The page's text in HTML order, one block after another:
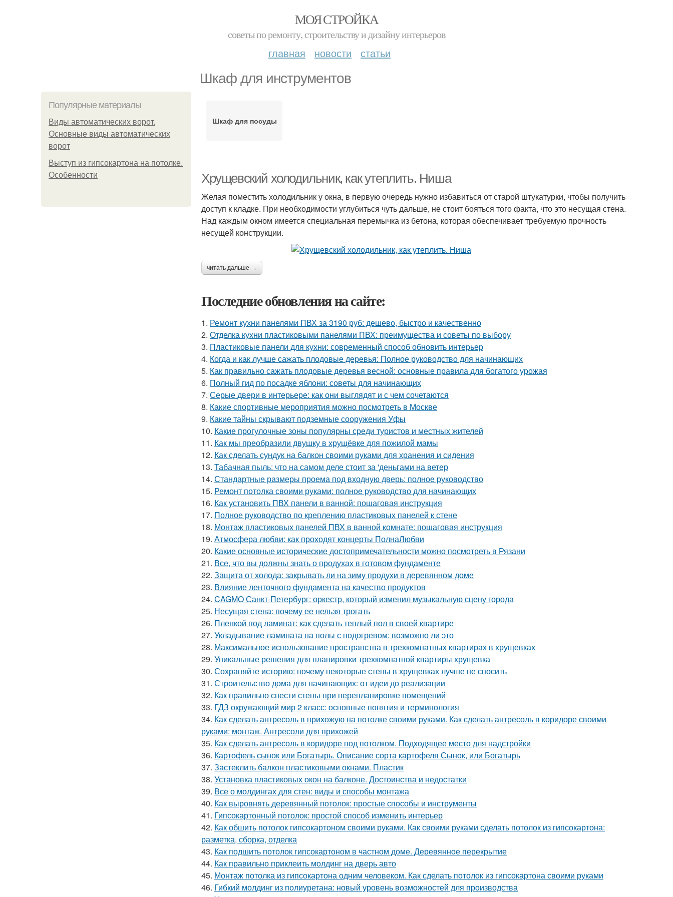
МОЯ СТРОЙКА
советы по ремонту, строительству и дизайну интерьеров
главная новости статьи
Шкаф для инструментов
Популярные материалы
Виды автоматических ворот.
Основные виды автоматических
ворот
Выступ из гипсокартона на потолке.
Особенности
Шкаф для посуды
Хрущевский холодильник, как утеплить. Ниша
Желая поместить холодильник у окна, в первую очередь нужно избавиться от старой штукатурки, чтобы получить
доступ к кладке. При необходимости углубиться чуть дальше, не стоит бояться того факта, что это несущая стена.
Над каждым окном имеется специальная перемычка из бетона, которая обеспечивает требуемую прочность
несущей конструкции.
читать дальше →
Последние обновления на сайте:
1. Ремонт кухни панелями ПВХ за 3190 руб: дешево, быстро и качественно
2. Отделка кухни пластиковыми панелями ПВХ: преимущества и советы по выбору
3. Пластиковые панели для кухни: современный способ обновить интерьер
4. Когда и как лучше сажать плодовые деревья: Полное руководство для начинающих
5. Как правильно сажать плодовые деревья весной: основные правила для богатого урожая
6. Полный гид по посадке яблони: советы для начинающих
7. Серые двери в интерьере: как они выглядят и с чем сочетаются
8. Какие спортивные мероприятия можно посмотреть в Москве
9. Какие тайны скрывают подземные сооружения Уфы
10. Какие прогулочные зоны популярны среди туристов и местных жителей
11. Как мы преобразили двушку в хрущёвке для пожилой мамы
12. Как сделать сундук на балкон своими руками для хранения и сидения
13. Табачная пыль: что на самом деле стоит за 'деньгами на ветер
14. Стандартные размеры проема под входную дверь: полное руководство
15. Ремонт потолка своими руками: полное руководство для начинающих
16. Как установить ПВХ панели в ванной: пошаговая инструкция
17. Полное руководство по креплению пластиковых панелей к стене
18. Монтаж пластиковых панелей ПВХ в ванной комнате: пошаговая инструкция
19. Атмосфера любви: как проходят концерты ПолнаЛюбви
20. Какие основные исторические достопримечательности можно посмотреть в Рязани
21. Все, что вы должны знать о продухах в готовом фундаменте
22. Защита от холода: закрывать ли на зиму продухи в деревянном доме
23. Влияние ленточного фундамента на качество продуктов
24. CAGMO Санкт-Петербург: оркестр, который изменил музыкальную сцену города
25. Несущая стена: почему ее нельзя трогать
26. Пленкой под ламинат: как сделать теплый пол в своей квартире
27. Укладывание ламината на полы с подогревом: возможно ли это
28. Максимальное использование пространства в трехкомнатных квартирах в хрущевках
29. Уникальные решения для планировки трехкомнатной квартиры хрущевка
30. Сохраняйте историю: почему некоторые стены в хрущевках лучше не сносить
31. Строительство дома для начинающих: от идеи до реализации
32. Как правильно снести стены при перепланировке помещений
33. ГДЗ окружающий мир 2 класс: основные понятия и терминология
34. Как сделать антресоль в прихожую на потолке своими руками. Как сделать антресоль в коридоре своими
руками: монтаж. Антресоли для прихожей
35. Как сделать антресоль в коридоре под потолком. Подходящее место для надстройки
36. Картофель сынок или Богатырь. Описание сорта картофеля Сынок, или Богатырь
37. Застеклить балкон пластиковыми окнами. Пластик
38. Установка пластиковых окон на балконе. Достоинства и недостатки
39. Все о молдингах для стен: виды и способы монтажа
40. Как выровнять деревянный потолок: простые способы и инструменты
41. Гипсокартонный потолок: простой способ изменить интерьер
42. Как обшить потолок гипсокартоном своими руками. Как своими руками сделать потолок из гипсокартона:
разметка, сборка, отделка
43. Как подшить потолок гипсокартоном в частном доме. Деревянное перекрытие
44. Как правильно приклеить молдинг на дверь авто
45. Монтаж потолка из гипсокартона одним человеком. Как сделать потолок из гипсокартона своими руками
46. Гибкий молдинг из полиуретана: новый уровень возможностей для производства